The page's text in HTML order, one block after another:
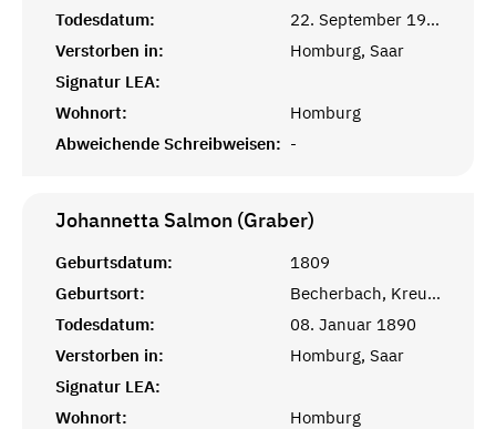
Todesdatum:
22. September 1902
Verstorben in:
Homburg, Saar
Signatur LEA:
Wohnort:
Homburg
Abweichende Schreibweisen: -
Johannetta Salmon (Graber)
Geburtsdatum:
1809
Geburtsort:
Becherbach, Kreuznach, Rheinprovinz
Todesdatum:
08. Januar 1890
Verstorben in:
Homburg, Saar
Signatur LEA:
Wohnort:
Homburg